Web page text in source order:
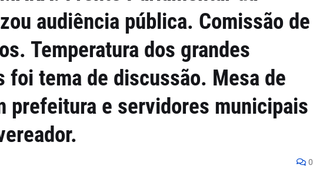
audiência pública. Comissão de
Temperatura dos grandes
foi tema de discussão. Mesa de
prefeitura e servidores municipais
0